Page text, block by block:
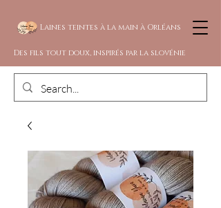
Laines teintes à la main à Orléans
Des fils tout doux, inspirés par la slovénie